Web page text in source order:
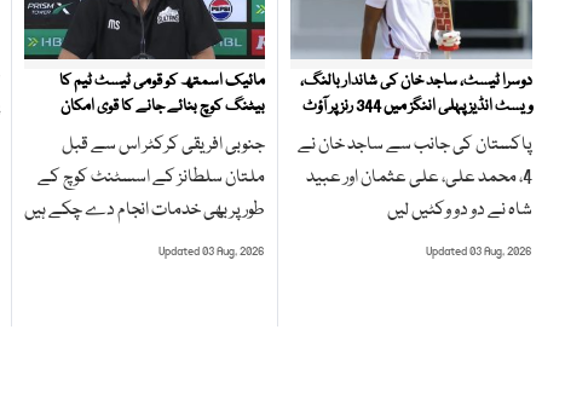
دوسرا ٹیسٹ، ساجد خان کی شاندار بالنگ،
ویسٹ انڈیز پہلی اننگز میں 344 رنز پر آؤٹ
پاکستان کی جانب سے ساجد خان نے
4، محمد علی، علی عثمان اور عبید
شاہ نے دو دو وکٹیں لیں
Updated 03 Aug, 2026
مائیک اسمتھ کو قومی ٹیسٹ ٹیم کا
بیٹنگ کوچ بنائے جانے کا قوی امکان
جنوبی افریقی کرکٹر اس سے قبل
ملتان سلطانز کے اسسٹنٹ کوچ کے
طور پر بھی خدمات انجام دے چکے ہیں
Updated 03 Aug, 2026